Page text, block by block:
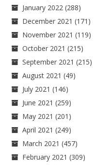
January 2022 (288)
December 2021 (171)
November 2021 (119)
October 2021 (215)
September 2021 (215)
August 2021 (49)
July 2021 (146)
June 2021 (259)
May 2021 (201)
April 2021 (249)
March 2021 (457)
February 2021 (309)